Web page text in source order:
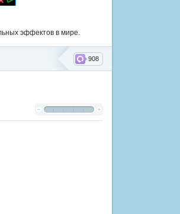
эффектов в мире.
908